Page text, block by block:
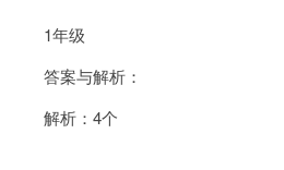
1年级
答案与解析：
解析：4个